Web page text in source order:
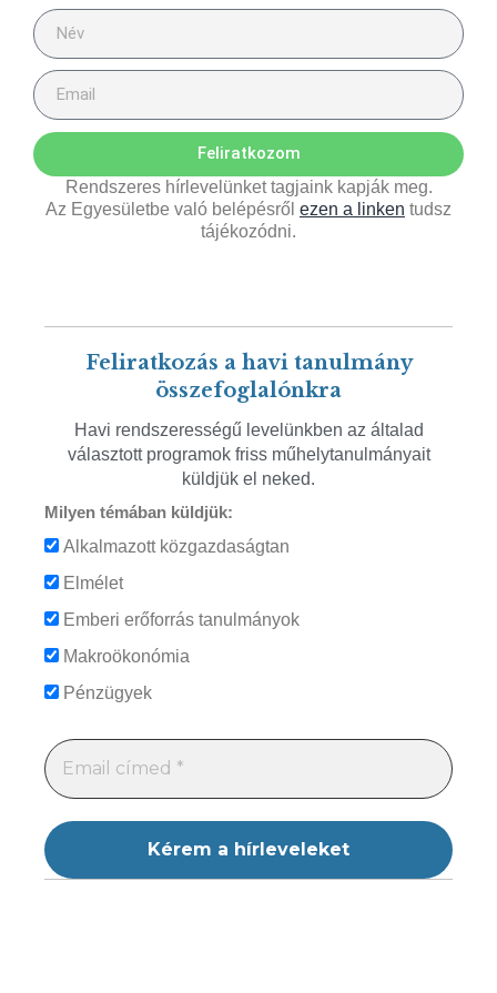
Feliratkozom
Rendszeres hírlevelünket tagjaink kapják meg.
Az Egyesületbe való belépésről ezen a linken tudsz
tájékozódni.
Feliratkozás a havi tanulmány
összefoglalónkra
Havi rendszerességű levelünkben az általad
választott programok friss műhelytanulmányait
küldjük el neked.
Milyen témában küldjük:
Alkalmazott közgazdaságtan
Elmélet
Emberi erőforrás tanulmányok
Makroökonómia
Pénzügyek